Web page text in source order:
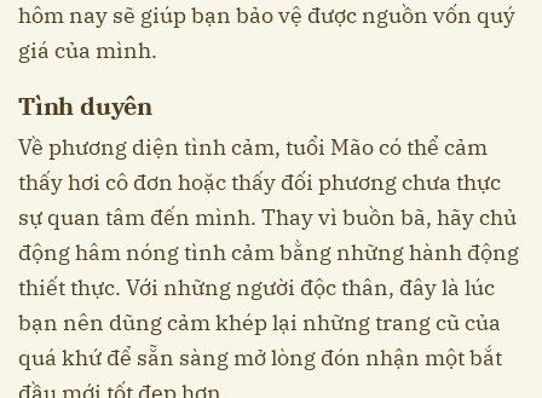
hôm nay sẽ giúp bạn bảo vệ được nguồn vốn quý
giá của mình.
Tình duyên
Về phương diện tình cảm, tuổi Mão có thể cảm
thấy hơi cô đơn hoặc thấy đối phương chưa thực
sự quan tâm đến mình. Thay vì buồn bã, hãy chủ
động hâm nóng tình cảm bằng những hành động
thiết thực. Với những người độc thân, đây là lúc
bạn nên dũng cảm khép lại những trang cũ của
quá khứ để sẵn sàng mở lòng đón nhận một bắt